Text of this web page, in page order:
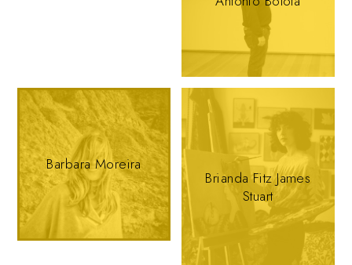
Barbara Moreira
Brianda Fitz James
Stuart